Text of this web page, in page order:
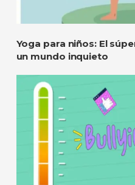
Yoga para niños: El
un mundo inquieto